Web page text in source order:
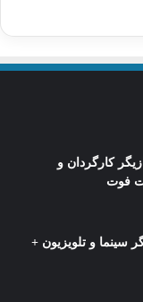
کارگردان و
فوت
سینما و تلویزیون +